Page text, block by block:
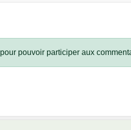
pour pouvoir participer aux